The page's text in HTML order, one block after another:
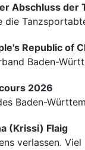
Abschluss der
Republic of
2026
(Krissi) Flaig